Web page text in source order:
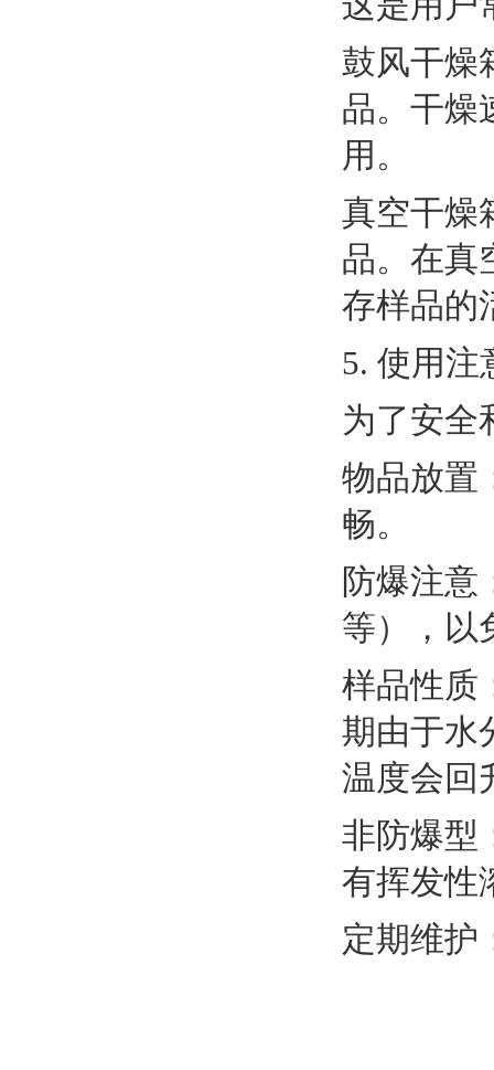
鼓风干燥
品。干燥
用。
真空干燥
品。在真
存样品的
5. 使用注
为了安全
物品放置
畅。
防爆注意
等），以
样品性质
期由于水
温度会回
非防爆型
有挥发性
定期维护